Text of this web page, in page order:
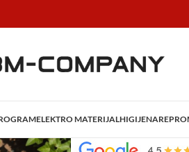
ELEKTRO MATERIJALHIGIJENA
Početna/Vodomaterijal /